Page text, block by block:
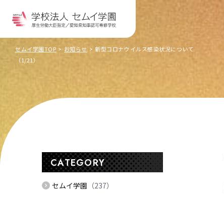
セムイ学園TOP お知らせ
新型コロナウイルス感染状況について
（1/21）
CATEGORY
セムイ学園 （237）